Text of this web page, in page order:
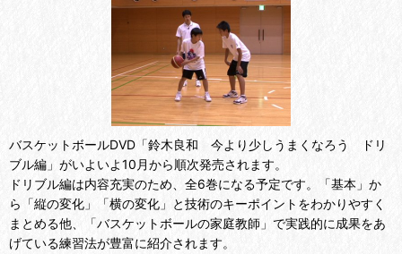
バスケットボールDVD「鈴木良和 今より少しうまくなろう ドリ
ブル編」がいよいよ10月から順次発売されます。
ドリブル編は内容充実のため、全6巻になる予定です。「基本」か
ら「縦の変化」「横の変化」と技術のキーポイントをわかりやすく
まとめる他、「バスケットボールの家庭教師」で実践的に成果をあ
げている練習法が豊富に紹介されます。